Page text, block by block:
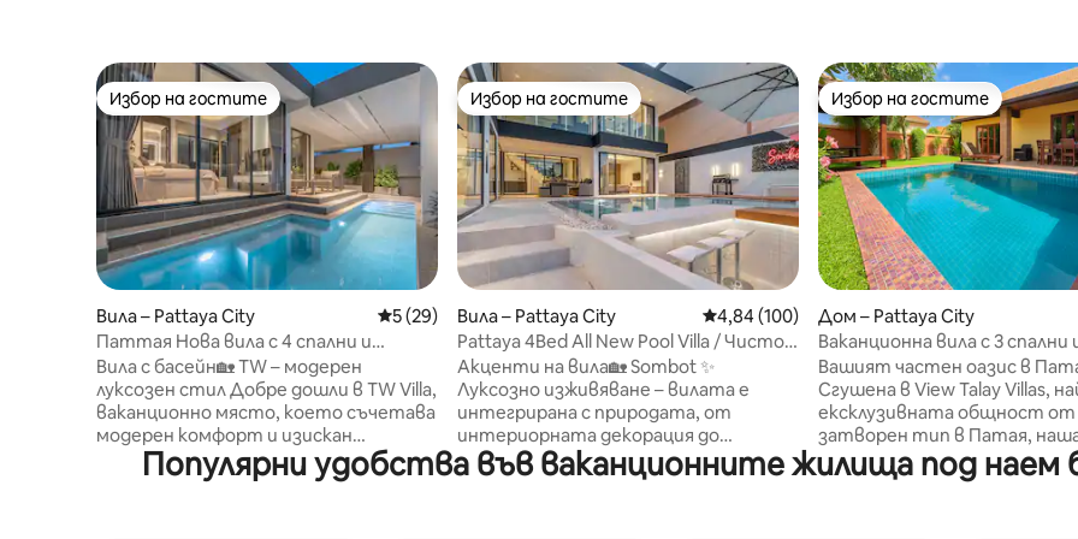
Избор на гостите
Избор на гостите
Вила – Pattaya City Средна оценка: 5 от 5, 29 отзива
5 (29)
Паттая Нова вила с 4 спални и
басейн/Pattaya TW Luxe Stay Pool Villa
Вила с басейн🏡 TW – модерен
луксозен стил Добре дошли в TW Villa,
ваканционно място, което съчетава
модерен комфорт и изискан
дизайн.Независимо дали става
въпрос за семейно събиране, или за
Избор на гостите
Избор на гостите
Вила – Pattaya City Средна оценка: 4,84 от 5, 100 отзива
4,84 (100)
Pattaya 4Bed All New Pool Villa / Чисто
нова вила с басейн с 4 спални и 5 бани
в Патая
Акценти на вила🏡 Sombot ✨
Луксозно изживяване – вилата е
интегрирана с природата, от
интериорната декорация до
външния двор, всяко място показва
лукс и изискана красота. 🛏
Избор на гостите
Избор на гостите
Дом – Pattaya City
Ваканционна вила с 3
басейн на 5 минути от
Вашият частен оазис в
Сгушена в View Talay Villas,
ексклузивната общност от
затворен тип в Патая,
предлага перфектната
от уединение, спокойствие
Популярни удобства във ваканционните жилища под наем